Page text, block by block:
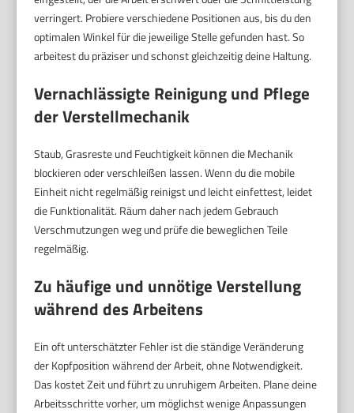
verringert. Probiere verschiedene Positionen aus, bis du den
optimalen Winkel für die jeweilige Stelle gefunden hast. So
arbeitest du präziser und schonst gleichzeitig deine Haltung.
Vernachlässigte Reinigung und Pflege
der Verstellmechanik
Staub, Grasreste und Feuchtigkeit können die Mechanik
blockieren oder verschleißen lassen. Wenn du die mobile
Einheit nicht regelmäßig reinigst und leicht einfettest, leidet
die Funktionalität. Räum daher nach jedem Gebrauch
Verschmutzungen weg und prüfe die beweglichen Teile
regelmäßig.
Zu häufige und unnötige Verstellung
während des Arbeitens
Ein oft unterschätzter Fehler ist die ständige Veränderung
der Kopfposition während der Arbeit, ohne Notwendigkeit.
Das kostet Zeit und führt zu unruhigem Arbeiten. Plane deine
Arbeitsschritte vorher, um möglichst wenige Anpassungen